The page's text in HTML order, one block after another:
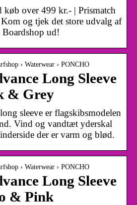
køb over 499 kr.- | Prismatch
og tjek det store udvalg af
ud!
› Waterwear › PONCHO
Long Sleeve
& Grey
sleeve er flagskibsmodelen
Vind og vandtæt yderskal
der er varm og blød.
› Waterwear › PONCHO
Long Sleeve
& Pink